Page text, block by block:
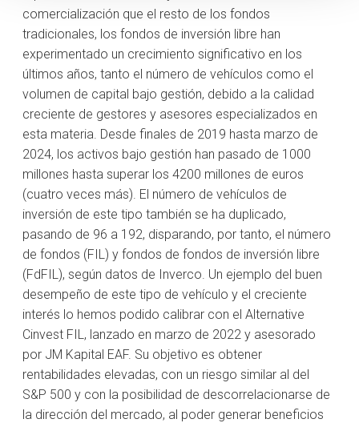
comercialización que el resto de los fondos
tradicionales, los fondos de inversión libre han
experimentado un crecimiento significativo en los
últimos años, tanto el número de vehículos como el
volumen de capital bajo gestión, debido a la calidad
creciente de gestores y asesores especializados en
esta materia. Desde finales de 2019 hasta marzo de
2024, los activos bajo gestión han pasado de 1000
millones hasta superar los 4200 millones de euros
(cuatro veces más). El número de vehículos de
inversión de este tipo también se ha duplicado,
pasando de 96 a 192, disparando, por tanto, el número
de fondos (FIL) y fondos de fondos de inversión libre
(FdFIL), según datos de Inverco. Un ejemplo del buen
desempeño de este tipo de vehículo y el creciente
interés lo hemos podido calibrar con el Alternative
Cinvest FIL, lanzado en marzo de 2022 y asesorado
por JM Kapital EAF. Su objetivo es obtener
rentabilidades elevadas, con un riesgo similar al del
S&P 500 y con la posibilidad de descorrelacionarse de
la dirección del mercado, al poder generar beneficios